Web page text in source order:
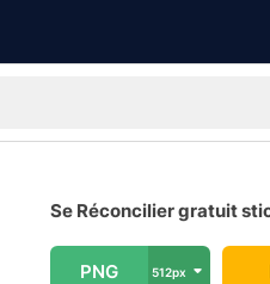
Se Réconcilier gratuit
PNG 512px